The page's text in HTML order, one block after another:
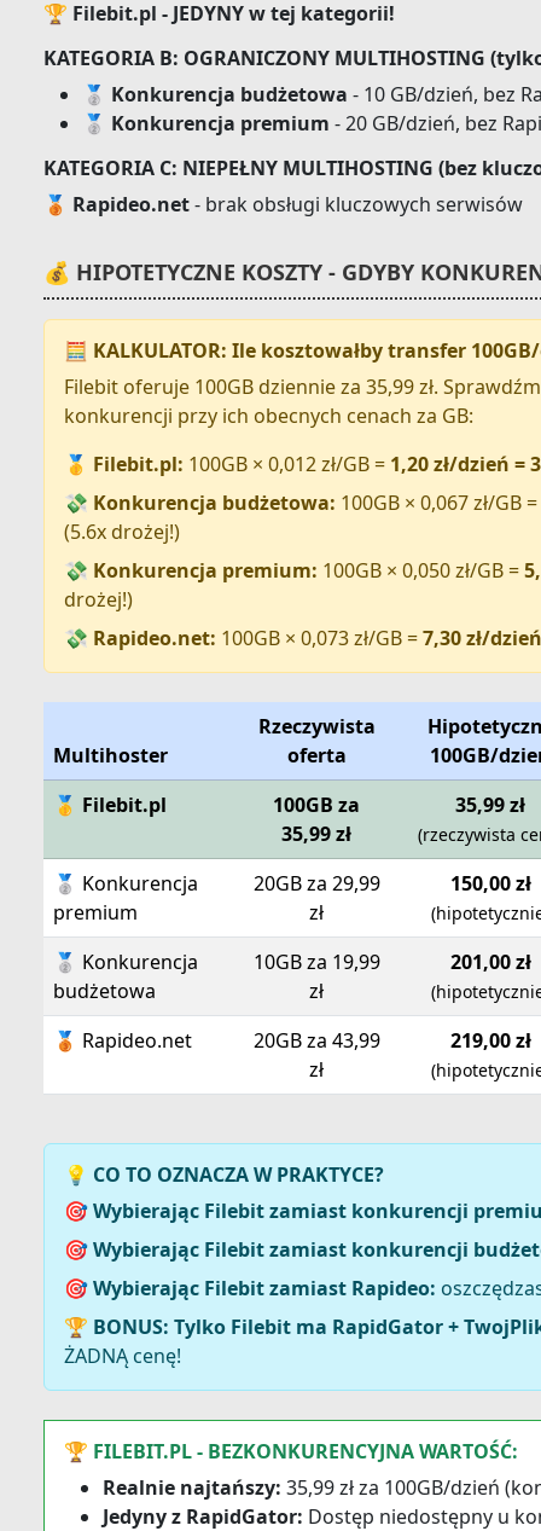
🏆 Filebit.pl - JEDYNY w tej kategorii!
KATEGORIA B: OGRANICZONY MULTIHOSTING
🥈 Konkurencja budżetowa - 10 GB/dzień, bez
🥈 Konkurencja premium - 20 GB/dzień, bez
KATEGORIA C: NIEPEŁNY MULTIHOSTING (bez
🥉 Rapideo.net- brak obsługi kluczowych serwisów
💰 HIPOTETYCZNE KOSZTY - GDYBY
🧮 KALKULATOR: Ile kosztowałby transfer
Filebit oferuje 100GB dziennie za 35,99 zł.
konkurencji przy ich obecnych cenach za GB:
🥇 Filebit.pl: 100GB × 0,012 zł/GB = 1,20 zł/dzień =
💸 Konkurencja budżetowa: 100GB × 0,067 zł/GB =
(5.6x drożej!)
💸 Konkurencja premium: 100GB × 0,050 zł/GB =
drożej!)
💸 Rapideo.net: 100GB × 0,073 zł/GB =7,30 zł/
Multihoster
Rzeczywista
oferta
100GB/
🥇 Filebit.pl
100GB za
35,99 zł
35,99 zł
(rzeczywista
🥈 Konkurencja
premium
20GB za 29,99
zł
150,00 zł
🥈 Konkurencja
budżetowa
10GB za 19,99
zł
201,00 zł
🥉 Rapideo.net
20GB za 43,99
zł
219,00 zł
💡 CO TO OZNACZA W PRAKTYCE?
🎯 Wybierając Filebit zamiast konkurencji
🎯 Wybierając Filebit zamiast konkurencji
🎯 Wybierając Filebit zamiast Rapideo:
🏆 BONUS: Tylko Filebit ma RapidGator +
ŻADNĄ cenę!
🏆 FILEBIT.PL - BEZKONKURENCYJNA WARTOŚĆ:
Realnie najtańszy: 35,99 zł za 100GB/dzień
Jedyny z RapidGator: Dostęp niedostępny u